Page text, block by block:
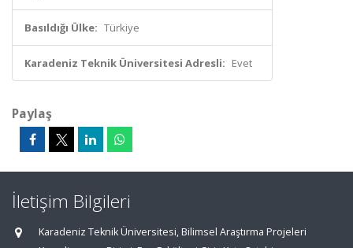
Basıldığı Ülke: Türkiye
Karadeniz Teknik Üniversitesi Adresli: Evet
Paylaş
İletişim Bilgileri
Karadeniz Teknik Üniversitesi, Bilimsel Araştırma Projeleri